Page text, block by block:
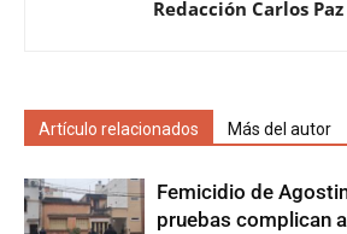
Redacción Carlos
Artículo relacionados Más del autor
Femicidio de
pruebas complican